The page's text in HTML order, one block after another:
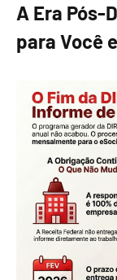
A Era Pós-
para Você